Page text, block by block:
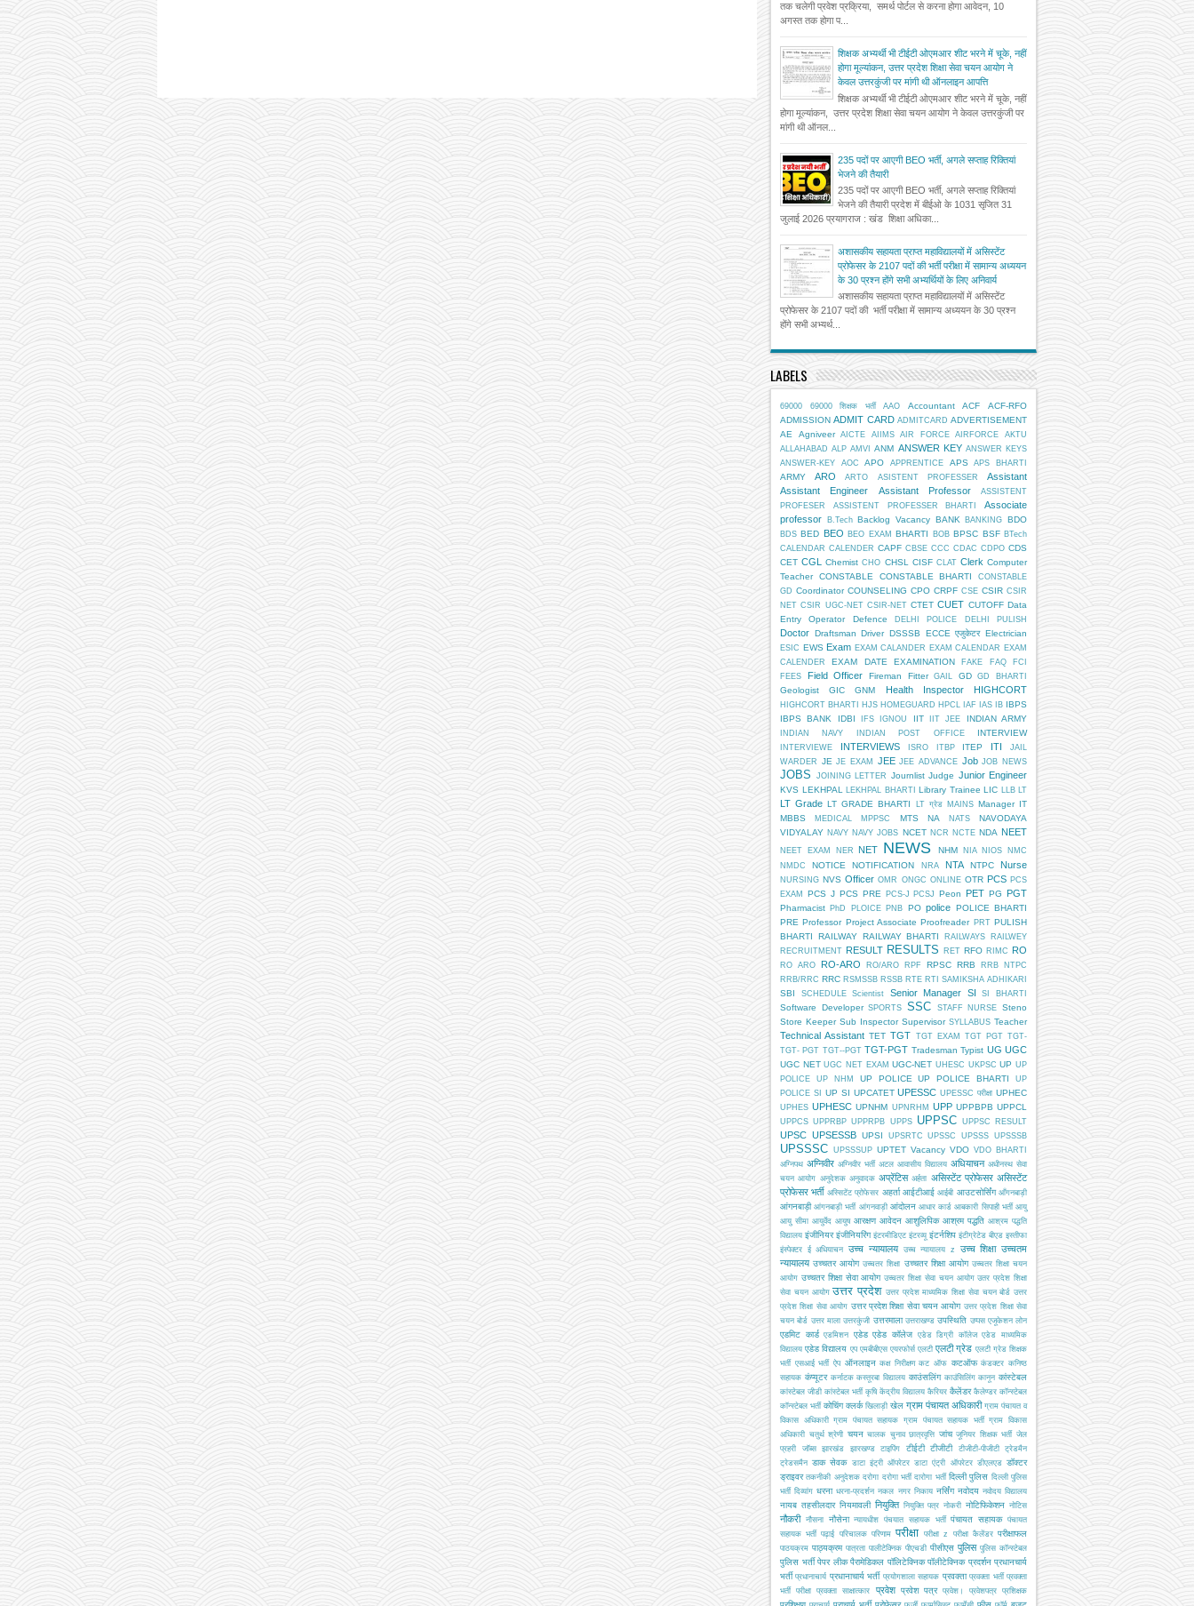
तक चलेगी प्रवेश प्रक्रिया, समर्थ पोर्टल से करना होगा आवेदन, 10
अगस्त तक होगा प...
शिक्षक अभ्यर्थी भी टीईटी ओएमआर शीट भरने में चूके, नहीं
होगा मूल्यांकन, उत्तर प्रदेश शिक्षा सेवा चयन आयोग ने
केवल उत्तरकुंजी पर मांगी थी ऑनलाइन आपत्ति
शिक्षक अभ्यर्थी भी टीईटी ओएमआर शीट भरने में चूके, नहीं
होगा मूल्यांकन, उत्तर प्रदेश शिक्षा सेवा चयन आयोग ने केवल उत्तरकुंजी पर
मांगी थी ऑनल...
235 पदों पर आएगी BEO भर्ती, अगले सप्ताह रिक्तियां
भेजने की तैयारी
235 पदों पर आएगी BEO भर्ती, अगले सप्ताह रिक्तियां
भेजने की तैयारी प्रदेश में बीईओ के 1031 सृजित 31
जुलाई 2026 प्रयागराज : खंड शिक्षा अधिका...
अशासकीय सहायता प्राप्त महाविद्यालयों में असिस्टेंट
प्रोफेसर के 2107 पदों की भर्ती परीक्षा में सामान्य अध्ययन
के 30 प्रश्न होंगे सभी अभ्यर्थियों के लिए अनिवार्य
अशासकीय सहायता प्राप्त महाविद्यालयों में असिस्टेंट
प्रोफेसर के 2107 पदों की भर्ती परीक्षा में सामान्य अध्ययन के 30 प्रश्न
होंगे सभी अभ्यर्थ...
LABELS
69000 69000 शिक्षक भर्ती AAO Accountant ACF
ACF-RFO
ADMISSION ADMIT CARD ADMITCARD ADVERTISEMENT
AE
Agniveer AICTE AIIMS AIR FORCE AIRFORCE
AKTU
ALLAHABAD ALP AMVI ANM ANSWER KEY ANSWER KEYS
ANSWER-KEY
AOC APO APPRENTICE APS APS BHARTI
ARMY ARO ARTO ASISTENT PROFESSER
Assistant
Assistant Engineer
Assistant Professor
ASSISTENT
PROFESER
ASSISTENT PROFESSER BHARTI
Associate
professor
B.Tech Backlog Vacancy BANK BANKING BDO
BDS BED BEO BEO EXAM BHARTI BOB BPSC BSF BTech
CALENDAR CALENDER CAPF CBSE CCC CDAC CDPO CDS
CET CGL Chemist CHO CHSL CISF CLAT Clerk Computer
Teacher
CONSTABLE CONSTABLE BHARTI
CONSTABLE
GD Coordinator COUNSELING CPO CRPF CSE CSIR CSIR
NET CSIR UGC-NET CSIR-NET CTET CUET CUTOFF Data
Entry Operator
Defence DELHI POLICE DELHI PULISH
Doctor Draftsman Driver DSSSB ECCE एजुकेटर Electrician
ESIC EWS Exam EXAM CALANDER EXAM CALENDAR EXAM
CALENDER
EXAM DATE EXAMINATION FAKE FAQ
FCI
FEES
Field Officer Fireman Fitter GAIL GD GD BHARTI
Geologist GIC GNM Health Inspector HIGHCORT
HIGHCORT BHARTI HJS HOMEGUARD HPCL IAF IAS IB IBPS
IBPS BANK
IDBI IFS IGNOU IIT IIT JEE INDIAN ARMY
INDIAN NAVY INDIAN POST OFFICE INTERVIEW
INTERVIEWE INTERVIEWS ISRO ITBP ITEP ITI
JAIL
WARDER JE JE EXAM JEE JEE ADVANCE Job JOB NEWS
JOBS JOINING LETTER Journlist Judge Junior Engineer
KVS LEKHPAL LEKHPAL BHARTI Library Trainee LIC LLB LT
LT Grade LT GRADE BHARTI LT ग्रेड MAINS Manager IT
MBBS
MEDICAL MPPSC MTS NA NATS
NAVODAYA
VIDYALAY NAVY NAVY JOBS NCET NCR NCTE NDA NEET
NEET EXAM NER NET NEWS NHM NIA NIOS
NMC
NMDC
NOTICE NOTIFICATION NRA NTA NTPC Nurse
NURSING NVS Officer OMR ONGC ONLINE OTR PCS PCS
EXAM
PCS J PCS PRE PCS-J PCSJ Peon PET PG PGT
Pharmacist PhD PLOICE PNB PO police POLICE BHARTI
PRE Professor Project Associate Proofreader PRT PULISH
BHARTI
RAILWAY RAILWAY BHARTI RAILWAYS
RAILWEY
RECRUITMENT RESULT RESULTS RET RFO RIMC RO
RO ARO RO-ARO RO/ARO RPF RPSC RRB
RRB NTPC
RRB/RRC RRC RSMSSB RSSB RTE RTI SAMIKSHA ADHIKARI
SBI SCHEDULE Scientist Senior Manager SI SI BHARTI
Software Developer SPORTS SSC STAFF NURSE
Steno
Store Keeper Sub Inspector Supervisor SYLLABUS Teacher
Technical Assistant TET TGT TGT EXAM TGT PGT TGT-
TGT- PGT TGT--PGT TGT-PGT Tradesman Typist UG UGC
UGC NET UGC NET EXAM UGC-NET UHESC UKPSC UP UP
POLICE
UP NHM UP POLICE UP POLICE BHARTI
UP
POLICE SI
UP SI UPCATET UPESSC UPESSC परीक्षा UPHEC
UPHES UPHESC UPNHM UPNRHM UPP UPPBPB UPPCL
UPPCS UPPRBP UPPRPB UPPS UPPSC UPPSC RESULT
UPSC UPSESSB UPSI UPSRTC UPSSC UPSSS UPSSSB
UPSSSC UPSSSUP UPTET Vacancy VDO VDO BHARTI
अग्निपथ अग्निवीर अग्निवीर भर्ती अटल आवासीय विद्यालय अधियाचन अधीनस्थ सेवा
चयन आयोग अनुदेशक अनुवादक अप्रेंटिस अर्हता असिस्टेंट प्रोफेसर असिस्टेंट
प्रोफेसर भर्ती अस्सिटेंट प्रोफेसर अहर्ता आईटीआई आईबी आउटसोर्सिंग आँगनबाड़ी
आंगनबाड़ी आंगनबाड़ी भर्ती आंगनवाड़ी आंदोलन आधार कार्ड आबकारी सिपाही भर्ती आयु
आयु सीमा आयुर्वेद आयुष आरक्षण आवेदन आशुलिपिक आश्रम पद्धति आश्रम पद्धति
विद्यालय इंजीनियर इंजीनियरिंग इंटरमीडिएट इंटरव्यू इंटर्नशिप इंटीग्रेटेड बीएड इस्तीफा
इंस्पेक्टर ई अधियाचन उच्च न्यायालय उच्च न्यायालय z उच्च शिक्षा उच्चतम
न्यायालय उच्चतर आयोग उच्चतर शिक्षा उच्चतर शिक्षा आयोग उच्चतर शिक्षा चयन
आयोग उच्चतर शिक्षा सेवा आयोग उच्चतर शिक्षा सेवा चयन आयोग उतर प्रदेश शिक्षा
सेवा चयन आयोग उत्तर प्रदेश उत्तर प्रदेश माध्यमिक शिक्षा सेवा चयन बोर्ड उत्तर
प्रदेश शिक्षा सेवा आयोग उत्तर प्रदेश शिक्षा सेवा चयन आयोग उत्तर प्रदेश शिक्षा सेवा
चयन बोर्ड उत्तर माला उत्तरकुंजी उत्तरमाला उत्तराखण्ड उपस्थिति उप्पस एजूकेशन लोन
एडमिट कार्ड एडमिशन एडेड एडेड कॉलेज एडेड डिग्री कॉलेज एडेड माध्यमिक
विद्यालय एडेड विद्यालय एप एमबीबीएस एयरफोर्स एलटी एलटी ग्रेड एलटी ग्रेड शिक्षक
भर्ती एसआई भर्ती ऐप ऑनलाइन कक्ष निरीक्षण कट ऑफ कटऑफ कंडक्टर कनिष्ठ
सहायक कंप्यूटर कर्नाटक कस्तूरबा विद्यालय काउंसलिंग काउंसिलिंग कानून कांस्टेबल
कांस्टेबल जीडी कांस्टेबल भर्ती कृषि केंद्रीय विद्यालय कैरियर कैलेंडर कैलेण्डर कॉन्स्टेबल
कॉन्स्टेबल भर्ती कोचिंग क्लर्क खिलाड़ी खेल ग्राम पंचायत अधिकारी ग्राम पंचायत व
विकास अधिकारी ग्राम पंचायत सहायक ग्राम पंचायत सहायक भर्ती ग्राम विकास
अधिकारी चतुर्थ श्रेणी चयन चालक चुनाव छात्रवृत्ति जांच जूनियर शिक्षक भर्ती जेल
प्रहरी
जॉब्स झारखंड झारखण्ड टाइपिंग टीईटी टीजीटी टीजीटी-पीजीटी
ट्रेडमैन
ट्रेडसमैन डाक सेवक डाटा इंट्री ऑपरेटर डाटा एंट्री ऑपरेटर डीएलएड डॉक्टर
ड्राइवर तकनीकी अनुदेशक दरोगा दरोगा भर्ती दारोगा भर्ती दिल्ली पुलिस दिल्ली पुलिस
भर्ती दिव्यांग धरना धरना-प्रदर्शन नकल नगर निकाय नर्सिंग नवोदय नवोदय विद्यालय
नायब तहसीलदार नियमावली नियुक्ति नियुक्ति पत्र नोकरी नोटिफिकेशन नोटिस
नौकरी नौसना नौसेना न्यायधीश पंचयात सहायक भर्ती पंचायत सहायक पंचायत
सहायक भर्ती पढ़ाई परिचालक परिणाम परीक्षा परीक्षा z परीक्षा कैलेंडर परीक्षाफल
पाठयक्रम पाठ्यक्रम पात्रता पालीटेक्निक पीएचडी पीसीएस पुलिस पुलिस कॉन्स्टेबल
पुलिस भर्ती पेपर लीक पैरामेडिकल पॉलिटेक्निक पॉलीटेक्निक प्रदर्शन प्रधानचार्य
भर्ती प्रधानाचार्य प्रधानाचार्य भर्ती प्रयोगशाला सहायक प्रवक्ता प्रवक्ता भर्ती प्रवक्ता
भर्ती परीक्षा
प्रवक्ता साक्षात्कार प्रवेश प्रवेश पत्र प्रवेश। प्रवेशपत्र प्रशिक्षक